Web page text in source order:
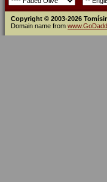
Copyright © 2003-2026
Domain name from